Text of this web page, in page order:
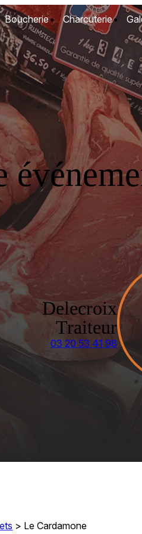
Boucherie Charcuterie
Delecroix
Traiteur
03 20 53 41 98
> Le Cardamone